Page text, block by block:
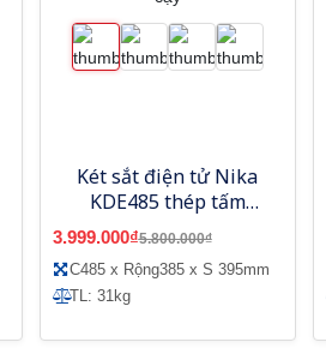
Két sắt điện tử Nika
KDE485 thép tấm
chống cạy
3.999.000₫5.800.000₫
C485 x Rộng385 x S 395mm
TL: 31kg